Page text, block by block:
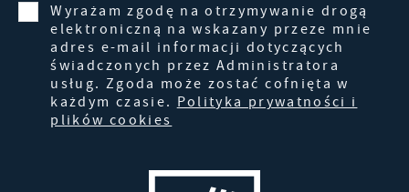
Wyrażam zgodę na otrzymywanie drogą
elektroniczną na wskazany przeze mnie
adres e-mail informacji dotyczących
świadczonych przez Administratora
usług. Zgoda może zostać cofnięta w
każdym czasie. Polityka prywatności i
plików cookies